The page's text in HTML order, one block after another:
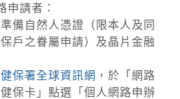
申請者：
備自然人憑證（限本人及同
戶之眷屬申請）及晶片金融
健保署全球資訊網 ，於「網路
保卡」點選「個人網路申辦